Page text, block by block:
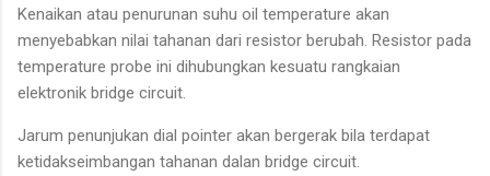
Kenaikan atau penurunan suhu oil temperature akan
menyebabkan nilai tahanan dari resistor berubah. Resistor pada
temperature probe ini dihubungkan kesuatu rangkaian
elektronik bridge circuit.
Jarum penunjukan dial pointer akan bergerak bila terdapat
ketidakseimbangan tahanan dalan bridge circuit.